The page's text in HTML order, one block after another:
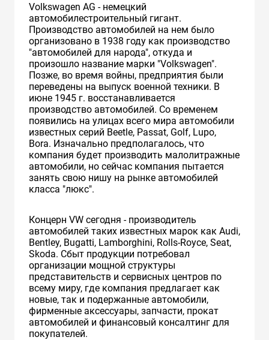
Volkswagen AG - немецкий
автомобилестроительный гигант.
Производство автомобилей на нем было
организовано в 1938 году как производство
"автомобилей для народа", откуда и
произошло название марки "Volkswagen".
Позже, во время войны, предприятия были
переведены на выпуск военной техники. В
июне 1945 г. восстанавливается
производство автомобилей. Cо временем
появились на улицах всего мира автомобили
известных серий Beetle, Passat, Golf, Lupo,
Bora. Изначально предполагалось, что
компания будет производить малолитражные
автомобили, но сейчас компания пытается
занять свою нишу на рынке автомобилей
класса "люкс".
Концерн VW сегодня - производитель
автомобилей таких известных марок как Audi,
Bentley, Bugatti, Lamborghini, Rolls-Royce, Seat,
Skoda. Сбыт продукции потребовал
организации мощной структуры
представительств и сервисных центров по
всему миру, где компания предлагает как
новые, так и подержанные автомобили,
фирменные аксессуары, запчасти, прокат
автомобилей и финансовый консалтинг для
покупателей.